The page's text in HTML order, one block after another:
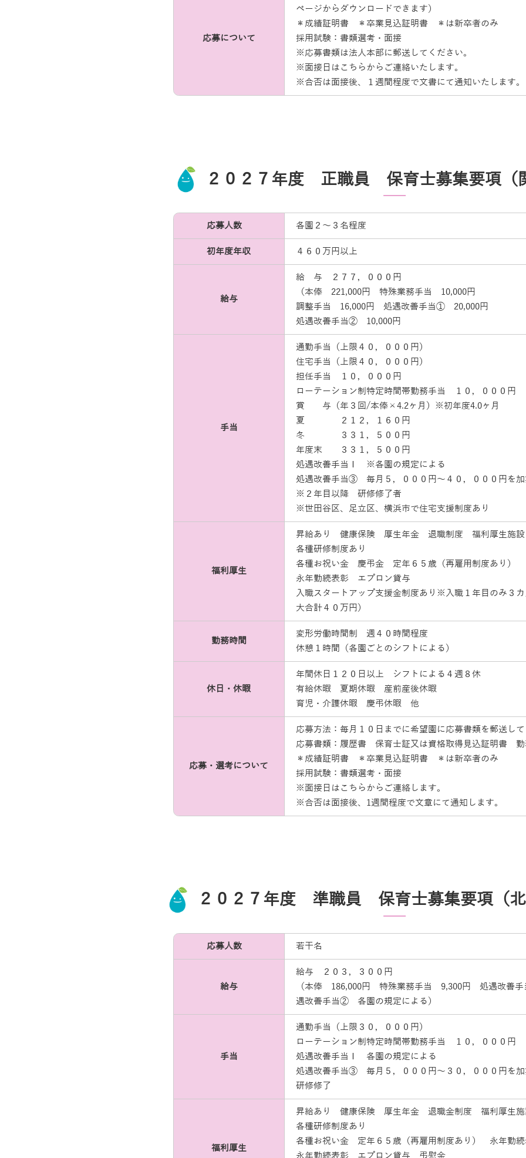
応募について
ページからダウンロードできます）
＊成績証明書 ＊卒業見込証明書 ＊は新卒者のみ
採用試験：書類選考・面接
※応募書類は法人本部に郵送してください。
※面接日はこちらからご連絡いたします。
※合否は面接後、１週間程度で文書にて通知いたします。
２０２７年度 正職員 保育士募集要項（
応募人数 各園２～３名程度
初年度年収 ４６０万円以上
給与
給 与 ２７７，０００円
（本俸 221,000円 特殊業務手当 10,000円
調整手当 16,000円 処遇改善手当➀ 20,000円
処遇改善手当➁ 10,000円
手当
通勤手当（上限４０，０００円）
住宅手当（上限４０，０００円）
担任手当 １０，０００円
ローテーション制特定時間帯勤務手当 １０，０００円
賞 与（年３回/本俸×4.2ヶ月）※初年度4.0ヶ月
夏 ２１２，１６０円
冬 ３３１，５００円
年度末 ３３１，５００円
処遇改善手当Ⅰ ※各園の規定による
処遇改善手当➂ 毎月５，０００円～４０，０００円を
※２年目以降 研修修了者
※世田谷区、足立区、横浜市で住宅支援制度あり
福利厚生
昇給あり 健康保険 厚生年金 退職制度 福利厚生施設
各種研修制度あり
各種お祝い金 慶弔金 定年６５歳（再雇用制度あり）
永年勤続表彰 エプロン貸与
入職スタートアップ支援金制度あり※入職１年目のみ３
大合計４０万円）
勤務時間
変形労働時間制 週４０時間程度
休憩１時間（各園ごとのシフトによる）
休日・休暇
年間休日１２０日以上 シフトによる４週８休
有給休暇 夏期休暇 産前産後休暇
育児・介護休暇 慶弔休暇 他
応募・選考について
応募方法：毎月１０日までに希望園に応募書類を郵送し
応募書類：履歴書 保育士証又は資格取得見込証明書 勤
＊成績証明書 ＊卒業見込証明書 ＊は新卒者のみ
採用試験：書類選考・面接
※面接日はこちらからご連絡します。
※合否は面接後、1週間程度で文章にて通知します。
２０２７年度 準職員 保育士募集要項（
応募人数 若干名
給与
給与 ２０３，３００円
（本俸 186,000円 特殊業務手当 9,300円 処遇改善
遇改善手当➁ 各園の規定による）
手当
通勤手当（上限３０，０００円）
ローテーション制特定時間帯勤務手当 １０，０００円
処遇改善手当Ⅰ 各園の規定による
処遇改善手当➂ 毎月５，０００円～３０，０００円
研修修了
福利厚生
昇給あり 健康保険 厚生年金 退職金制度 福利厚生施
各種研修制度あり
各種お祝い金 定年６５歳（再雇用制度あり） 永年勤
永年勤続表彰 エプロン貸与 弔慰金